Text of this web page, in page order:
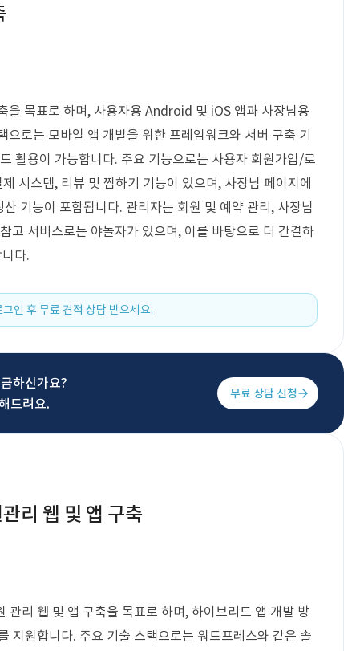
을 목표로 하며, 사용자용 Android 및 iOS 앱과 사장님용
으로는 모바일 앱 개발을 위한 프레임워크와 서버 구축 기
활용이 가능합니다. 주요 기능으로는 사용자 회원가입/로
시스템, 리뷰 및 찜하기 기능이 있으며, 사장님 페이지에
기능이 포함됩니다. 관리자는 회원 및 예약 관리, 사장님
고 서비스로는 야놀자가 있으며, 이를 바탕으로 더 간결하
다.
그인 후 무료 견적 상담 받으세요.
하신가요?
드려요.
무료 상담 신청
리 웹 및 앱 구축
관리 웹 및 앱 구축을 목표로 하며, 하이브리드 앱 개발 방
지원합니다. 주요 기술 스택으로는 워드프레스와 같은 솔